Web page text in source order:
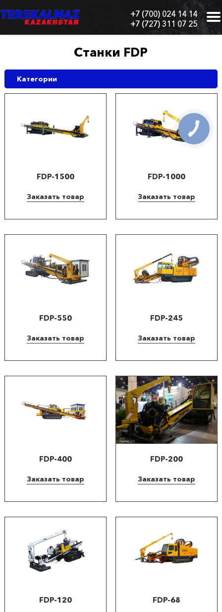
+7 (700) 024 14 14
+7 (727) 311 07 25
Алматы,
Тау",
блок
1
"Б",
605
офис
Каталог
Акции
Оставить
Контакты
Станки FDP
Категории
FDP-1500
Заказать товар
FDP-1000
Заказать товар
FDP-550
Заказать товар
FDP-245
Заказать товар
FDP-400
Заказать товар
FDP-200
Заказать товар
FDP-120 FDP-68
КНОПКА
СВЯЗИ